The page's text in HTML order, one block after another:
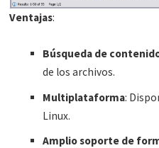
Ventajas:
Búsqueda de
de los archivos.
Multiplataforma:
Linux.
Amplio soporte de